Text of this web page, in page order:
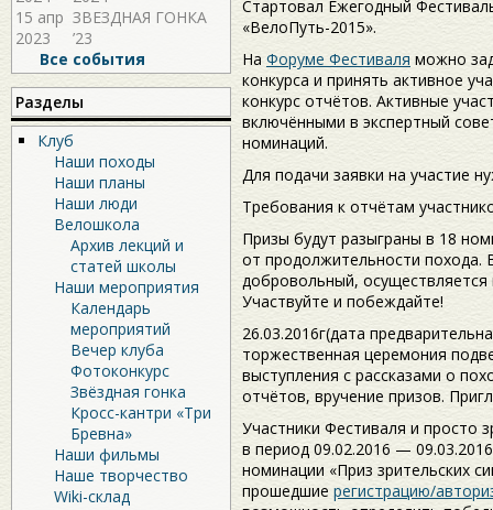
15 апр
2023
ЗВЕЗДНАЯ ГОНКА
’23
Все события
Разделы
Клуб
Наши походы
Наши планы
Наши люди
Велошкола
Архив лекций и
статей школы
Наши мероприятия
Календарь
мероприятий
Вечер клуба
Фотоконкурс
Звёздная гонка
Кросс-кантри «Три
Бревна»
Наши фильмы
Наше творчество
Wiki-склад
Стартовал Ежегодный
«ВелоПуть-2015».
На Форуме Фестиваля можно
конкурса и принять активное
конкурс отчётов. Активные
включёнными в экспертный
номинаций.
Для подачи заявки на участие
Требования к отчётам
Призы будут разыграны в 18
от продолжительности похода.
добровольный,
Участвуйте и побеждайте!
26.03.2016г(дата
торжественная церемония
выступления с рассказами о
отчётов, вручение призов.
Участники Фестиваля и просто
в период 09.02.2016 —
номинации «Приз зрительских
прошедшие регистрацию/